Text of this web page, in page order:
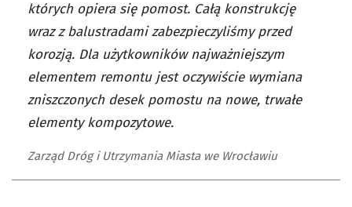
których opiera się pomost. Całą konstrukcję
wraz z balustradami zabezpieczyliśmy przed
korozją. Dla użytkowników najważniejszym
elementem remontu jest oczywiście wymiana
zniszczonych desek pomostu na nowe, trwałe
elementy kompozytowe.
Zarząd Dróg i Utrzymania Miasta we Wrocławiu